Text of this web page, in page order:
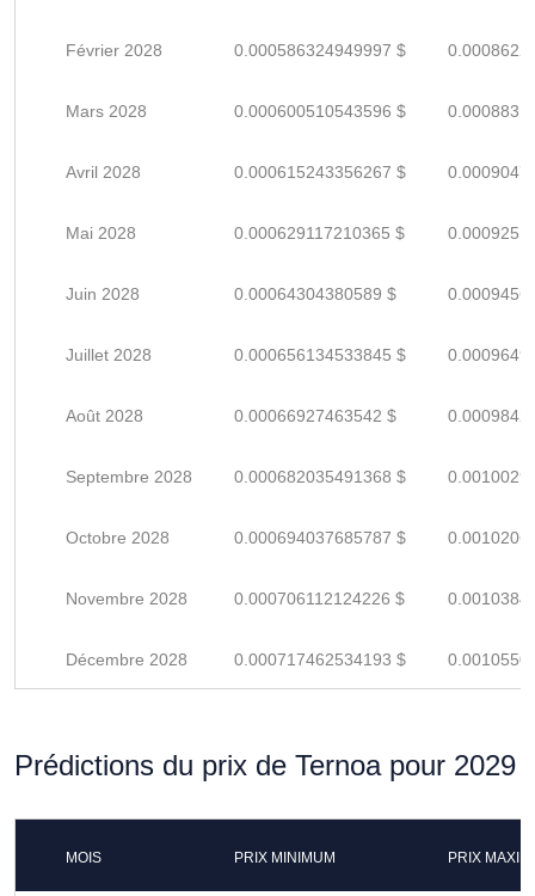
Février 2028 0.000586324949997 $
Mars 2028 0.000600510543596 $
Avril 2028 0.000615243356267 $
Mai 2028 0.000629117210365 $
Juin 2028 0.00064304380589 $
Juillet 2028 0.000656134533845 $
Août 2028 0.00066927463542 $
Septembre 2028 0.000682035491368 $
Octobre 2028 0.000694037685787 $
Novembre 2028 0.000706112124226 $
Décembre 2028 0.000717462534193 $
Prédictions du prix de Ternoa pour 2029
MOIS PRIX MINIMUM PRIX